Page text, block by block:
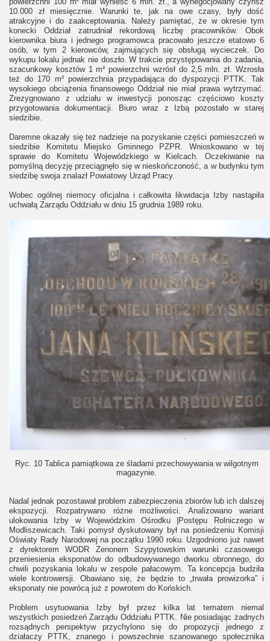
10.000 zł miesięcznie. Warunki te, jak na owe czasy, były dość
atrakcyjne i do zaakceptowania. Należy pamiętać, że w okresie tym
konecki Oddział zatrudniał rekordową liczbę pracowników. Obok
kierownika biura i jednego programowca pracowało jeszcze etatowo 6
osób, w tym 2 kierowców, zajmujących się obsługą wycieczek. Do
wykupu lokalu jednak nie doszło. W trakcie przystępowania do zadania,
szacunkowy kosztów 1 m² powierzchni wzrósł do 2,5 mln. zł. Wzrosła
też do 170 m² powierzchnia przypadająca do dyspozycji PTTK. Tak
wysokiego obciążenia finansowego Oddział nie miał prawa wytrzymać.
Zrezygnowano z udziału w inwestycji ponosząc częściowo koszty
przygotowania dokumentacji. Biuro wraz z Izbą pozostało w starej
siedzibie.
Daremne okazały się też nadzieje na pozyskanie części pomieszczeń w
siedzibie Komitetu Miejsko Gminnego PZPR. Wnioskowano w tej
sprawie do Komitetu Wojewódzkiego w Kielcach. Oczekiwanie na
pomyślną decyzję przeciągnęło się w nieskończoność, a w budynku tym
siedzibę swoja znalazł Powiatowy Urząd Pracy.
Wobec ogólnej niemocy oficjalna i całkowita likwidacja Izby nastąpiła
uchwałą Zarządu Oddziału w dniu 15 grudnia 1989 roku.
Ryc. 10 Tablica pamiątkowa ze śladami przechowywania w wilgotnym
magazynie.
Nadal jednak pozostawał problem zabezpieczenia zbiorów lub ich dalszej
ekspozycji. Rozpatrywano różne możliwości. Analizowano wariant
ulokowania Izby w Wojewódzkim Ośrodku |Postępu Rolniczego w
Modliszewicach. Taki pomysł dyskutowany był na posiedzeniu Komisji
Oświaty Rady Narodowej na początku 1990 roku. Uzgodniono już nawet
z dyrektorem WODR Zenonem Szypytowskim warunki czasowego
przeniesienia eksponatów do odbudowywanego dworku obronnego, do
chwili pozyskania lokalu w zespole pałacowym. Ta koncepcja budziła
wiele kontrowersji. Obawiano się, że będzie to „trwała prowizorka” i
eksponaty nie powrócą już z powrotem do Końskich.
Problem usytuowania Izby był przez kilka lat tematem niemal
wszystkich posiedzeń Zarządu Oddziału PTTK. Nie posiadając żadnych
rozsądnych perspektyw przychylono się do propozycji jednego z
działaczy PTTK, znanego i powszechnie szanowanego społecznika